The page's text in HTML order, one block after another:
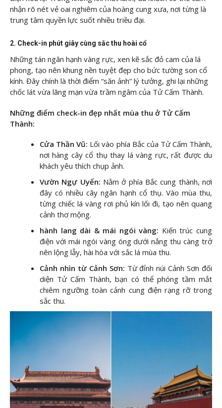
nhận rõ nét vẻ oai nghiêm của hoàng cung xưa, nơi từng là
trung tâm quyền lực suốt nhiều triều đại.
2. Check-in phút giây cùng sắc thu hoài cổ
Những tán ngân hạnh vàng rực, xen kẽ sắc đỏ cam của lá
phong, tạo nên khung nền tuyệt đẹp cho bức tường son cổ
kính. Đây chính là thời điểm “săn ảnh” lý tưởng, ghi lại những
chốc lát vừa lãng mạn vừa trầm ngâm của Tử Cấm Thành.
Những điểm check-in đẹp nhất mùa thu ở Tử Cấm
Thành:
Cửa Thần Vũ: Lối vào phía Bắc của Tử Cấm Thành,
nơi hàng cây cổ thụ thay lá vàng rực, rất được du
khách yêu thích chụp ảnh.
Vườn Ngự Uyển: Nằm ở phía Bắc cung thành, nơi
đây có nhiều cây ngân hạnh cổ thụ. Vào mùa thu,
từng chiếc lá vàng rơi phủ kín lối đi, tạo nên quang
cảnh thơ mộng.
hành lang dài & mái ngói vàng: Kiến trúc cung
điện với mái ngói vàng óng dưới nắng thu càng trở
nên lộng lẫy, hài hòa với sắc lá mùa thu.
Cảnh nhìn từ Cảnh Sơn: Từ đỉnh núi Cảnh Sơn đối
diện Tử Cấm Thành, bạn có thể phóng tầm mắt
chiêm ngưỡng toàn cảnh cung điện rạng rỡ trong
sắc thu.